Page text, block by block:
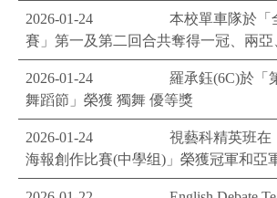
2026-01-24
本校單車隊於「
賽」第一及第二回合共奪得一冠、兩
2026-01-24
羅承鈺(6C)於「
舞蹈節」榮獲 獨舞 優等獎
2026-01-24
視藝科精英班在
海報創作比賽(中學组)」榮獲冠軍和亞